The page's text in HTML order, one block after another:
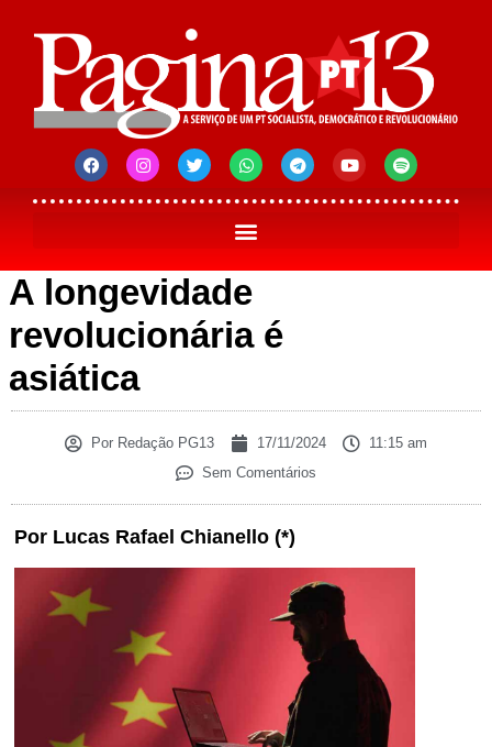
A longevidade
revolucionária é
asiática
Por Redação PG13 17/11/2024
11:15 am
Sem Comentários
Por Lucas Rafael Chianello (*)